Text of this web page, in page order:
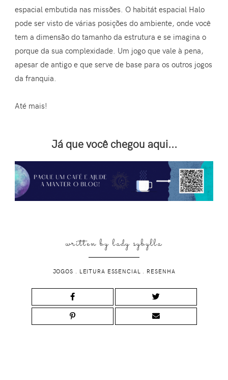
espacial embutida nas missões. O habitát espacial Halo
pode ser visto de várias posições do ambiente, onde você
tem a dimensão do tamanho da estrutura e se imagina o
porque da sua complexidade. Um jogo que vale à pena,
apesar de antigo e que serve de base para os outros jogos
da franquia.
Até mais!
Já que você chegou aqui...
written bylady sybylla
JOGOS LEITURA ESSENCIAL RESENHA